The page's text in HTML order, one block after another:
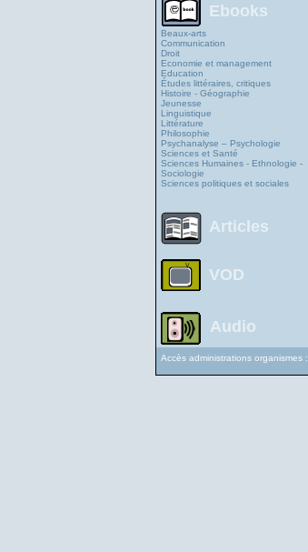
Ebooks
Beaux-arts
Communication
Droit
Economie et management
Education
Études littéraires, critiques
Histoire - Géographie
Jeunesse
Linguistique
Littérature
Philosophie
Psychanalyse – Psychologie
Sciences et Santé
Sciences Humaines - Ethnologie -
Sociologie
Sciences politiques et sociales
Articles
VOD
Audio
Accès administrations organismes :